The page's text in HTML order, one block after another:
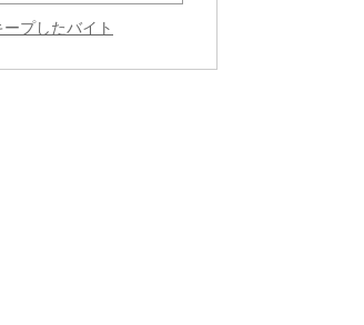
ープしたバイト